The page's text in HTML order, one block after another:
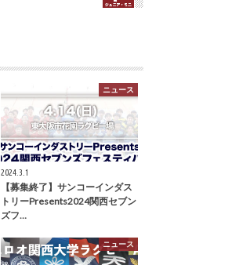
ニュース
2024.3.1
【募集終了】サンコーインダス
トリーPresents2024関西セブン
ズフ…
ニュース